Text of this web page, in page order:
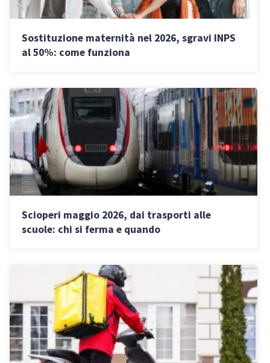
Sostituzione maternità nel 2026, sgravi INPS
al 50%: come funziona
Scioperi maggio 2026, dai trasporti alle
scuole: chi si ferma e quando